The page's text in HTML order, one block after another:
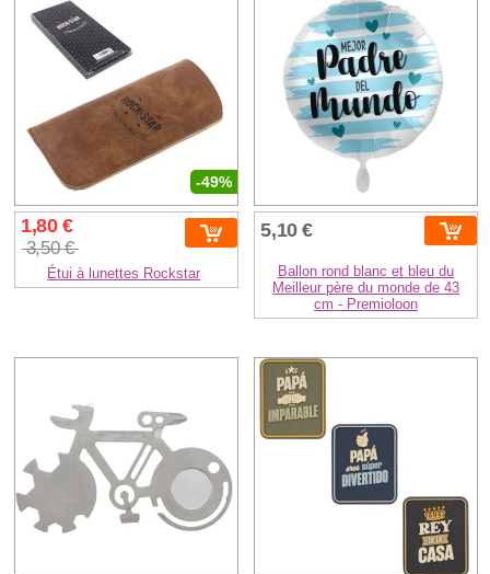
-49%
1,80 €
3,50 €
Étui à lunettes Rockstar
5,10 €
Ballon rond blanc et bleu du
Meilleur père du monde de 43
cm - Premioloon